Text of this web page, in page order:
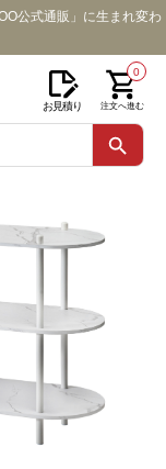
公式通販」に生まれ変わ
お見積り
0
注文へ進む